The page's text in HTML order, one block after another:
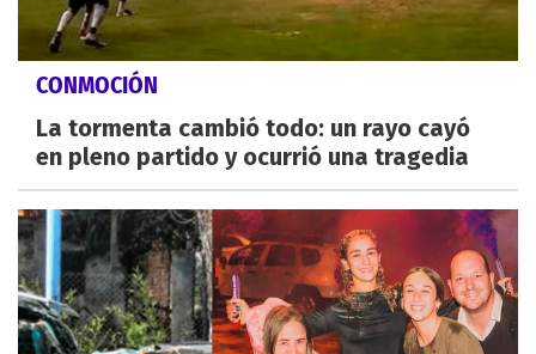
CONMOCIÓN
La tormenta cambió todo: un rayo cayó
en pleno partido y ocurrió una tragedia